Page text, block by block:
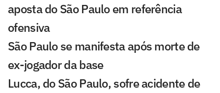
aposta do São Paulo em referência
ofensiva
São Paulo se manifesta após morte de
ex-jogador da base
Lucca, do São Paulo, sofre acidente de